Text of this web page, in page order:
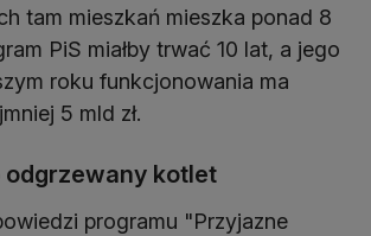
tam mieszkań mieszka ponad 8
PiS miałby trwać 10 lat, a jego
roku funkcjonowania ma
5 mld zł.
odgrzewany kotlet
programu "Przyjazne